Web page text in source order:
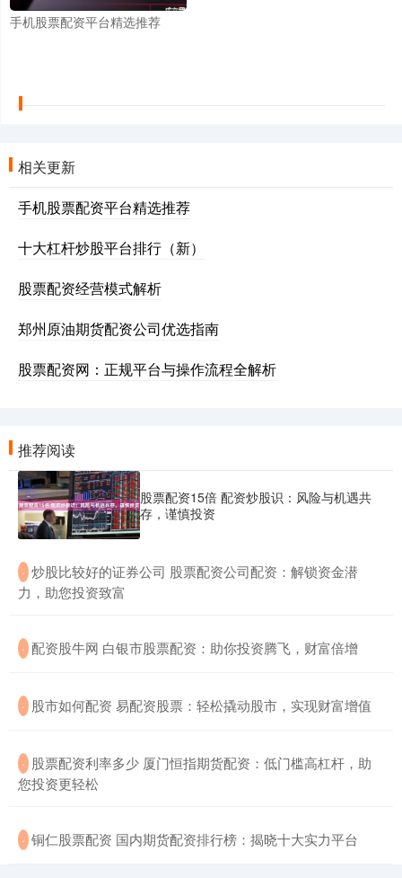
手机股票配资平台精选推荐
相关更新
手机股票配资平台精选推荐
十大杠杆炒股平台排行（新）
股票配资经营模式解析
郑州原油期货配资公司优选指南
股票配资网：正规平台与操作流程全解析
推荐阅读
股票配资15倍 配资炒股识：风险与机遇共
存，谨慎投资
· ​炒股比较好的证券公司 股票配资公司配资：解锁资金潜
力，助您投资致富
· ​配资股牛网 白银市股票配资：助你投资腾飞，财富倍增
· ​股市如何配资 易配资股票：轻松撬动股市，实现财富增值
· ​股票配资利率多少 厦门恒指期货配资：低门槛高杠杆，助
您投资更轻松
· ​铜仁股票配资 国内期货配资排行榜：揭晓十大实力平台